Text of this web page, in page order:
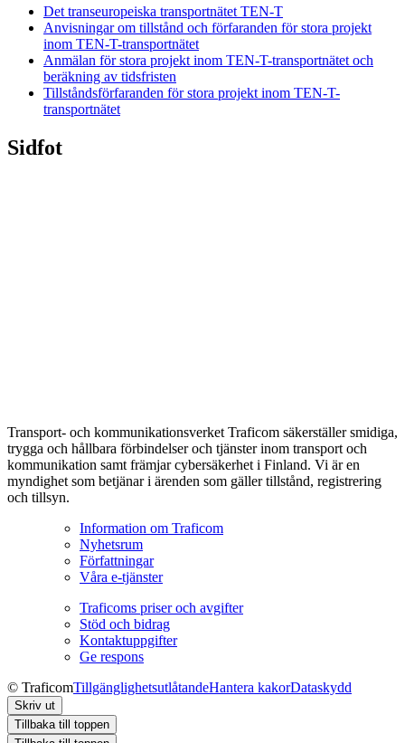
Det transeuropeiska transportnätet TEN-T
Anvisningar om tillstånd och förfaranden för stora projekt
inom TEN-T-transportnätet
Anmälan för stora projekt inom TEN-T-transportnätet och
beräkning av tidsfristen
Tillståndsförfaranden för stora projekt inom TEN-T-
transportnätet
Sidfot
Transport- och kommunikationsverket Traficom säkerställer smidiga,
trygga och hållbara förbindelser och tjänster inom transport och
kommunikation samt främjar cybersäkerhet i Finland. Vi är en
myndighet som betjänar i ärenden som gäller tillstånd, registrering
och tillsyn.
Information om Traficom
Nyhetsrum
Författningar
Våra e-tjänster
Traficoms priser och avgifter
Stöd och bidrag
Kontaktuppgifter
Ge respons
© TraficomTillgänglighetsutlåtandeHantera kakorDataskydd
Skriv ut
Tillbaka till toppen